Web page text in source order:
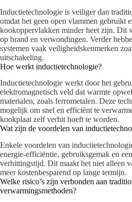
Inductietechnologie is veiliger dan
omdat het geen open vlammen gebruikt
kookoppervlakken minder heet zijn. Dit
op brand en verwondingen. Verder
systemen vaak veiligheidskenmerken
uitschakeling.
Hoe werkt inductietechnologie?
Inductietechnologie werkt door het
elektromagnetisch veld dat warmte
materialen, zoals ferrometalen. Deze
mogelijk om snel en efficiënt te
kookplaat zelf verhit hoeft te worden.
Wat zijn de voordelen van
Enkele voordelen van
energie-efficiëntie, gebruiksgemak en
verhittingstijd. Dit maakt het niet alleen
meer kostenbesparend op lange termijn.
Welke risico’s zijn verbonden aan
verwarmingsmethoden?